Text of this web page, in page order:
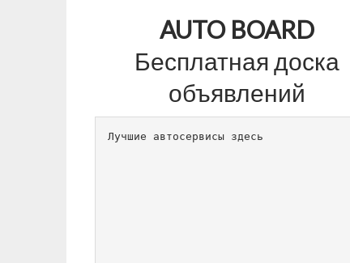
AUTO BOARD
Бесплатная доска
объявлений
Лучшие